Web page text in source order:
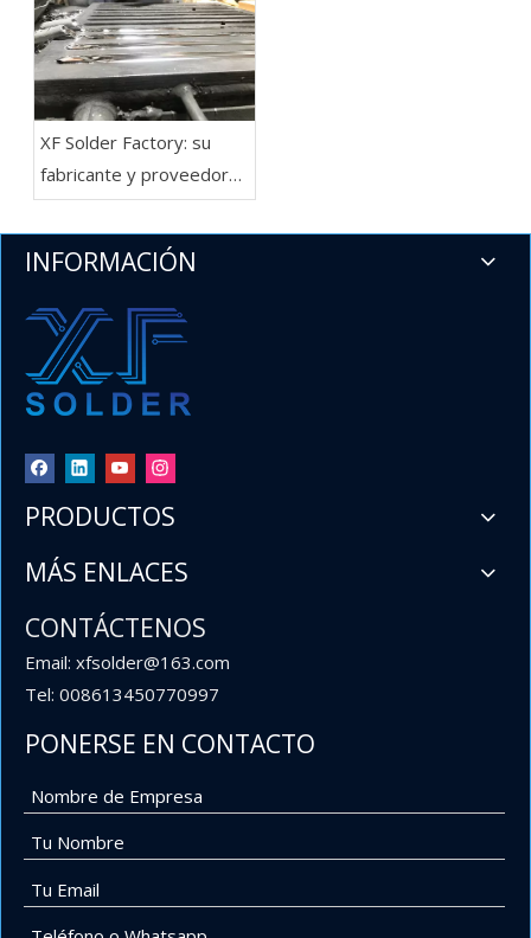
XF Solder Factory: su
fabricante y proveedor
líder de barras de
soldadura en China
INFORMACIÓN
PRODUCTOS
MÁS ENLACES
CONTÁCTENOS
Email: xfsolder@163.com
Tel: 008613450770997
PONERSE EN CONTACTO